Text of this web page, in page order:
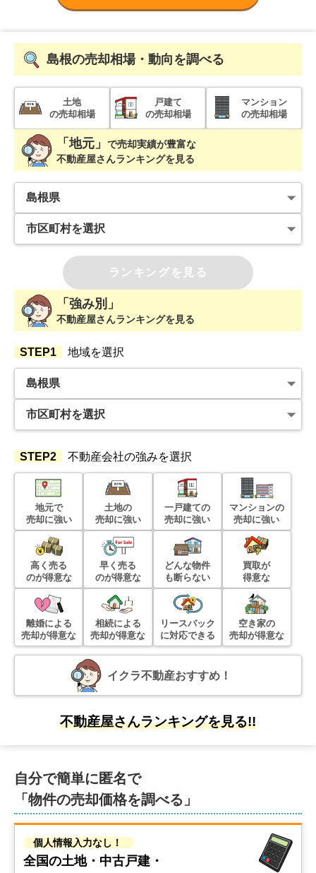
島根の売却相場・動向を調べる
土地
の売却相場
戸建て
の売却相場
マンション
の売却相場
「地元」 で売却実績が豊富な
不動産屋さんランキングを見る
ランキングを見る
「強み別」
不動産屋さんランキングを見る
STEP1 地域を選択
STEP2 不動産会社の強みを選択
地元で
売却に強い
土地の
売却に強い
一戸建ての
売却に強い
マンションの
売却に強い
高く売る
のが得意な
早く売る
のが得意な
どんな物件
も断らない
買取が
得意な
離婚による
売却が得意な
相続による
売却が得意な
リースバック
に対応できる
空き家の
売却が得意な
イクラ不動産おすすめ！
不動産屋さんランキングを見る!!
自分で簡単に匿名で
「物件の売却価格を調べる」
個人情報入力なし！
全国の土地・中古戸建・